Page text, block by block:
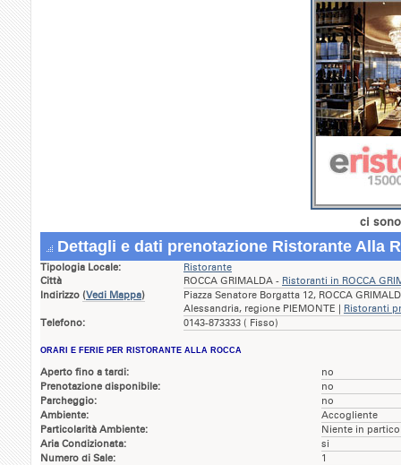
ci
Dettagli e dati prenotazione Ristorante Alla
Tipologia Locale:
Ristorante
Città
ROCCA GRIMALDA - Ristoranti in ROCCA
Indirizzo (Vedi Mappa)
Piazza Senatore Borgatta 12, ROCCA
Alessandria, regione PIEMONTE | Ristoranti
Telefono:
0143-873333 ( Fisso)
ORARI E FERIE PER RISTORANTE ALLA ROCCA
Aperto fino a tardi:
no
Prenotazione disponibile:
no
Parcheggio:
no
Ambiente:
Accogliente
Particolarità Ambiente:
Niente in
Aria Condizionata:
si
Numero di Sale:
1